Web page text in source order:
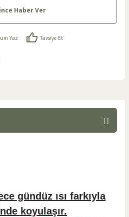
Haber Ver
Yaz Tavsiye Et
gündüz ısı farkıyla
koyulaşır.